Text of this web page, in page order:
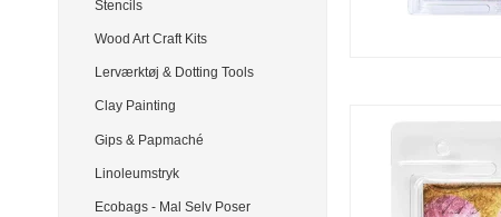
Stencils
Wood Art Craft Kits
Lerværktøj & Dotting Tools
Clay Painting
Gips & Papmaché
Linoleumstryk
Ecobags - Mal Selv Poser